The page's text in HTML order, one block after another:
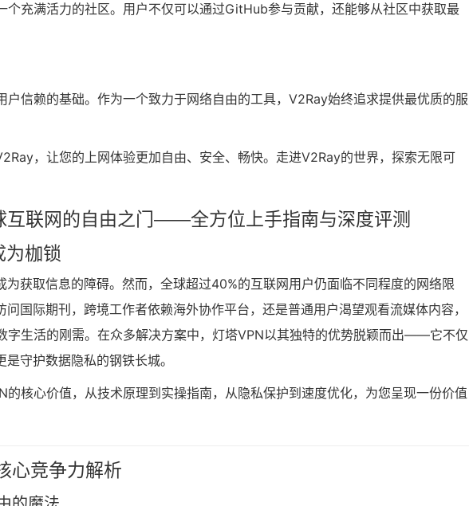
个充满活力的社区。用户不仅可以通过GitHub参与贡献，还能够从社区中获取最
户信赖的基础。作为一个致力于网络自由的工具，V2Ray始终追求提供最优质的服
，让您的上网体验更加自由、安全、畅快。走进V2Ray的世界，探索无限可
互联网的自由之门——全方位上手指南与深度评测
为枷锁
为获取信息的障碍。然而，全球超过40%的互联网用户仍面临不同程度的网络限
国际期刊，跨境工作者依赖海外协作平台，还是普通用户渴望观看流媒体内容，
字生活的刚需。在众多解决方案中，灯塔VPN以其独特的优势脱颖而出——它不仅
守护数据隐私的钢铁长城。
的核心价值，从技术原理到实操指南，从隐私保护到速度优化，为您呈现一份价值
心竞争力解析